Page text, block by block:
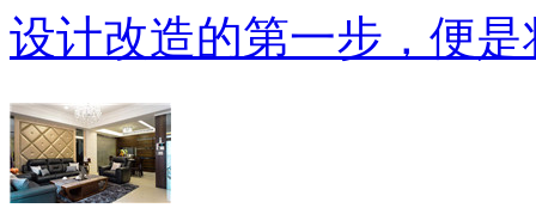
设计改造的第一步，便